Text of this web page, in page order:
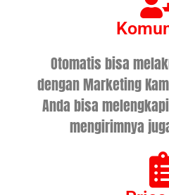
Otomatis bisa
dengan Marketing
Anda bisa
mengirimnya